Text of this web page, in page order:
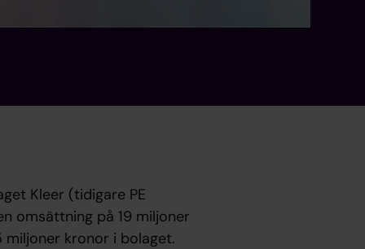
Kleer (tidigare PE
omsättning på 19 miljoner
miljoner kronor i bolaget.